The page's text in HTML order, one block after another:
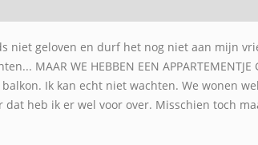
niet geloven en durf het nog niet aan mijn
MAAR WE HEBBEN EEN
Ik kan echt niet wachten. We wonen
heb ik er wel voor over. Misschien toch